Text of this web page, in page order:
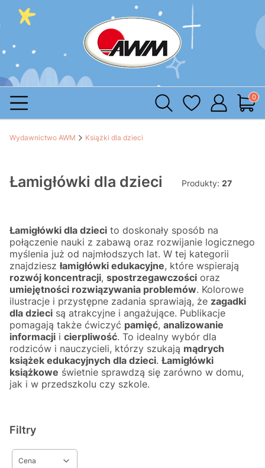
Wydawnictwo AWM Książki dla dzieci
Łamigłówki dla dzieci Produkty: 27
Łamigłówki dla dzieci to doskonały sposób na
połączenie nauki z zabawą oraz rozwijanie logicznego
myślenia już od najmłodszych lat. W tej kategorii
znajdziesz łamigłówki edukacyjne, które wspierają
rozwój koncentracji, spostrzegawczości oraz
umiejętności rozwiązywania problemów. Kolorowe
ilustracje i przystępne zadania sprawiają, że zagadki
dla dzieci są atrakcyjne i angażujące. Publikacje
pomagają także ćwiczyć pamięć, analizowanie
informacji i cierpliwość. To idealny wybór dla
rodziców i nauczycieli, którzy szukają mądrych
książek edukacyjnych dla dzieci. Łamigłówki
książkowe świetnie sprawdzą się zarówno w domu,
jak i w przedszkolu czy szkole.
Filtry
Cena